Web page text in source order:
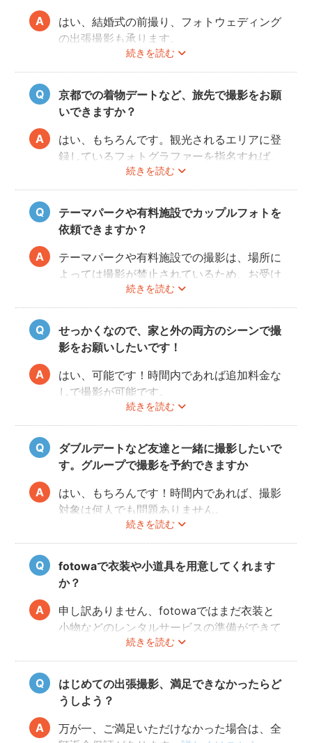
ます。
続きを読む
はい、結婚式の前撮り、フォトウェディング
の出張撮影も承ります。
fotowaでは衣装レンタル・着付け・ヘアメ
イクなどのオプションをご用意しておりませ
んので、お客様自身でご用意くださいませ。
京都での着物デートなど、旅先で撮影をお願
いできますか？
続きを読む
はい、もちろんです。観光されるエリアに登
録しているフォトグラファーを指名すれば、
旅行先でも撮影できます。
お好きな時間帯に撮影もできるので、是非と
も思い出に残るデートプランにしてください
ね！
テーマパークや有料施設でカップルフォトを
依頼できますか？
続きを読む
テーマパークや有料施設での撮影は、場所に
よっては撮影が禁止されているため、お受け
できない場合がございます。
予約前にお客様ご自身で、施設へのご確認を
お願いいたします。
また、有料施設の場合、フォトグラファーの
入場費などはお客様のご負担となりますので
ご了承ください。
せっかくなので、家と外の両方のシーンで撮
影をお願いしたいです！
続きを読む
はい、可能です！時間内であれば追加料金な
しで撮影が可能です。
撮影をスムーズに進行させるために、事前に
その旨をフォトグラファーにお伝えいただけ
ると幸いです。
ダブルデートなど友達と一緒に撮影したいで
す。グループで撮影を予約できますか
続きを読む
はい、もちろんです！時間内であれば、撮影
対象は何人でも問題ありません。
追加料金も一切なしで、ご友人と一緒に撮影
をお楽しみいただけます。
fotowaで衣装や小道具を用意してくれます
か？
続きを読む
申し訳ありません、fotowaではまだ衣装と
小物などのレンタルサービスの準備ができて
おりませんので、お客様ご自身にご用意をお
願いしております。
はじめての出張撮影、満足できなかったらど
うしよう？
万が一、ご満足いただけなかった場合は、全